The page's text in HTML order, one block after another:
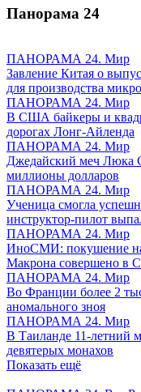
Панорама 24
ПАНОРАМА 24. Мир
Завление Китая о
для производства
ПАНОРАМА 24. Мир
В США байкеры и
дорогах Лонг-Айленда
ПАНОРАМА 24. Мир
Джедайский меч Люка
миллионы долларов
ПАНОРАМА 24. Мир
Ученица смогла
инструктор-пилот
ПАНОРАМА 24. Мир
ИноСМИ: покушение
Макрона совершено в
ПАНОРАМА 24. Мир
Во Франции более 2
аномального зноя
ПАНОРАМА 24. Мир
В Таиланде 11-летний
девятерых монахов
Показать ещё